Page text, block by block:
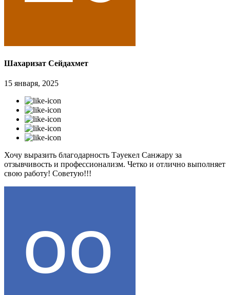
Шахаризат Сейдахмет
15 января, 2025
Хочу выразить благодарность Тәуекел Санжару за
отзывчивость и профессионализм. Четко и отлично выполняет
свою работу! Советую!!!